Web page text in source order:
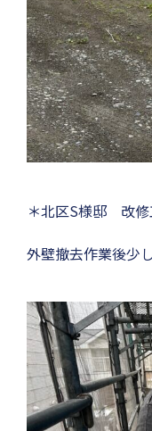
＊北区S様邸 改修
外壁撤去作業後少し